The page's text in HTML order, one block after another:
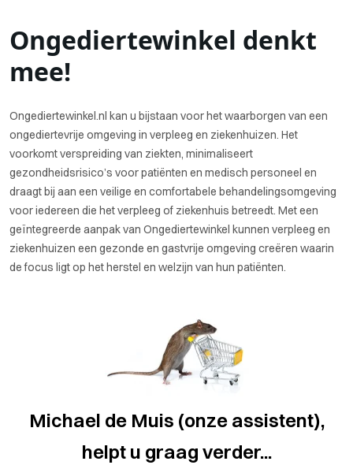
Ongediertewinkel denkt
mee!
Ongediertewinkel.nl kan u bijstaan voor het waarborgen van een
ongediertevrije omgeving in verpleeg en ziekenhuizen. Het
voorkomt verspreiding van ziekten, minimaliseert
gezondheidsrisico’s voor patiënten en medisch personeel en
draagt bij aan een veilige en comfortabele behandelingsomgeving
voor iedereen die het verpleeg of ziekenhuis betreedt. Met een
geïntegreerde aanpak van Ongediertewinkel kunnen verpleeg en
ziekenhuizen een gezonde en gastvrije omgeving creëren waarin
de focus ligt op het herstel en welzijn van hun patiënten.
Michael de Muis (onze assistent),
helpt u graag verder...